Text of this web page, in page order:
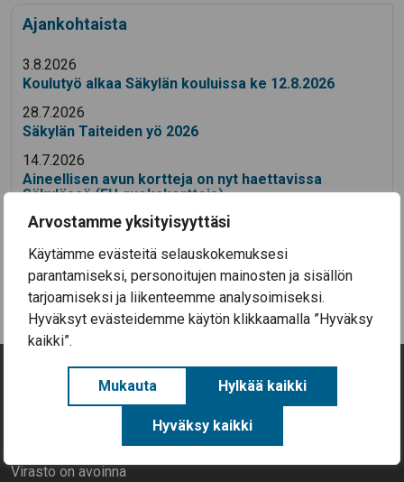
Arvostamme yksityisyyttäsi
Käytämme evästeitä selauskokemuksesi
parantamiseksi, personoitujen mainosten ja sisällön
tarjoamiseksi ja liikenteemme analysoimiseksi.
Hyväksyt evästeidemme käytön klikkaamalla ”Hyväksy
kaikki”.
Mukauta Hylkää kaikki
Hyväksy kaikki
Ajankohtaista
3.8.2026
Koulutyö alkaa Säkylän kouluissa ke 12.8.2026
28.7.2026
Säkylän Taiteiden yö 2026
14.7.2026
Aineellisen avun kortteja on nyt haettavissa
Säkylässä (EU-ruokakortteja)
Yhteystiedot
Rantatie 268, 27800 Säkylä
Virasto on avoinna